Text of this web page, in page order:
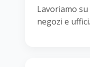
Lavoriamo
negozi e uffici.